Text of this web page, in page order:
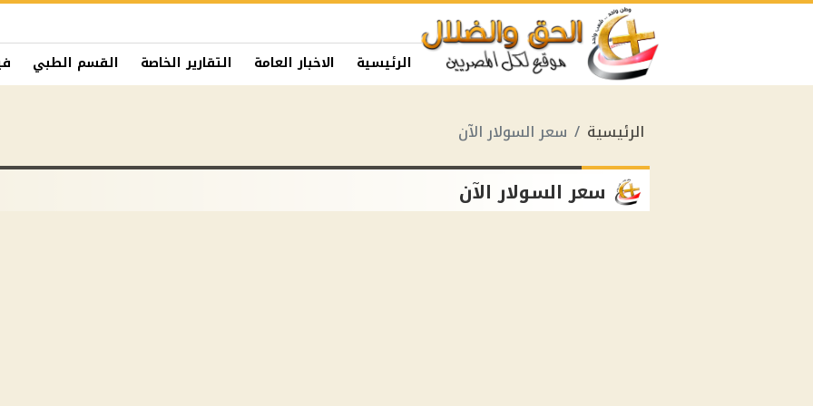
الرئيسية الاخبار العامة التقارير الخاصة القسم الطبي
الرئيسية سعر السولار الآن
سعر السولار الآن